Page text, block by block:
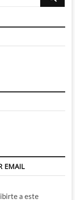
EMAIL
a este